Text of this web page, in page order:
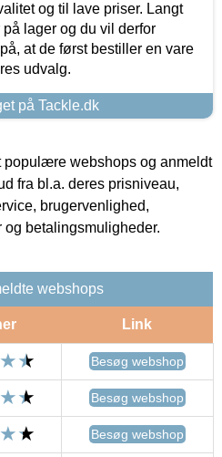
og til lave priser. Langt
lager og du vil derfor
at de først bestiller en vare
udvalg.
på Tackle.dk
populære webshops og anmeldt
fra bl.a. deres prisniveau,
brugervenlighed,
og betalingsmuligheder.
webshops
Link
Besøg webshop
Besøg webshop
Besøg webshop